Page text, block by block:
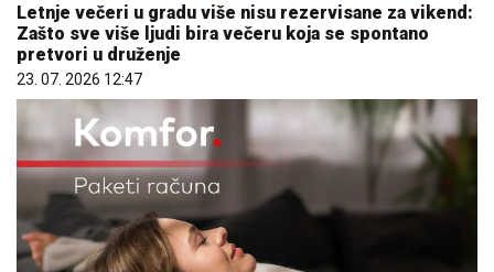
Letnje večeri u gradu više nisu rezervisane za vikend:
Zašto sve više ljudi bira večeru koja se spontano
pretvori u druženje
23. 07. 2026 12:47